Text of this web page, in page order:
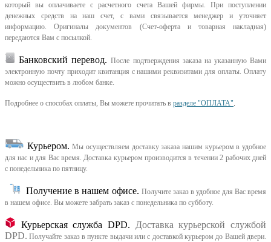
который вы оплачиваете с расчетного счета Вашей фирмы. При поступлении
денежных средств на наш счет, с вами связывается менеджер и уточняет
информацию. Оригиналы документов (Счет-оферта и товарная накладная)
передаются Вам с посылкой.
Банковский перевод. После подтверждения заказа на указанную Вами
электронную почту приходит квитанция с нашими реквизитами для оплаты. Оплату
можно осуществить в любом банке.
Подробнее о способах оплаты, Вы можете прочитать в разделе "ОПЛАТА".
Курьером. Мы осуществляем доставку заказа нашим курьером в удобное
для нас и для Вас время.Доставка курьером производится в течении 2 рабочих дней
с понедельника по пятницу.
Получение в нашем офисе. Получите заказ в удобное для Вас время
в нашем офисе. Вы можете забрать заказ с понедельника по субботу.
Курьерская служба DPD.
Доставка курьерской службой
DPD. Получайте заказ в пункте выдачи или с доставкой курьером до Вашей двери.